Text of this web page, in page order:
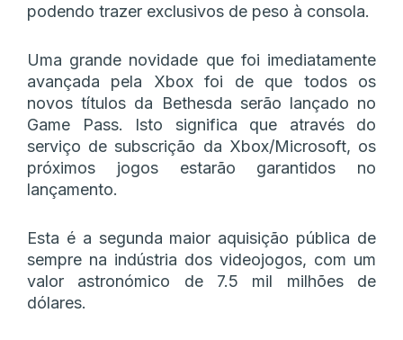
podendo trazer exclusivos de peso à consola.
Uma grande novidade que foi imediatamente
avançada pela Xbox foi de que todos os
novos títulos da Bethesda serão lançado no
Game Pass. Isto significa que através do
serviço de subscrição da Xbox/Microsoft, os
próximos jogos estarão garantidos no
lançamento.
Esta é a segunda maior aquisição pública de
sempre na indústria dos videojogos, com um
valor astronómico de 7.5 mil milhões de
dólares.